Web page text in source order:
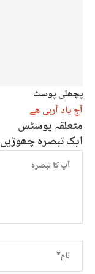
پچھلی پوسٹ
آج یاد آرہی ھے
متعلقہ پوسٹس
ایک تبصرہ چھوڑیں